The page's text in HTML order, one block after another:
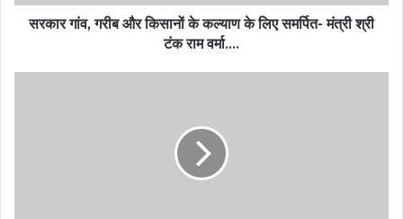
सरकार गांव, गरीब और किसानों के कल्याण के लिए समर्पित- मंत्री श्री
टंक राम वर्मा….